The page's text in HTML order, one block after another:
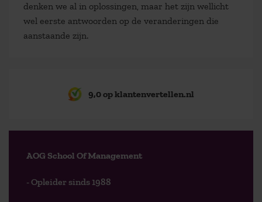
denken we al in oplossingen, maar het zijn wellicht
wel eerste antwoorden op de veranderingen die
aanstaande zijn.
9,0 op klantenvertellen.nl
AOG School Of Management
- Opleider sinds 1988